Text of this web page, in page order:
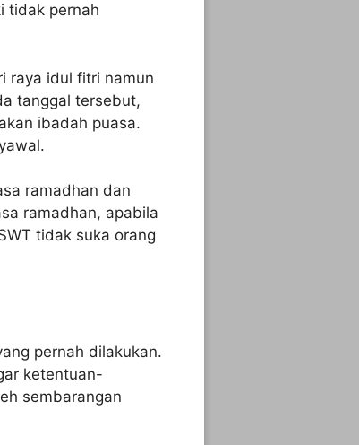
tidak pernah
raya idul fitri namun
tanggal tersebut,
ibadah puasa.
ramadhan dan
ramadhan, apabila
tidak suka orang
pernah dilakukan.
ketentuan-
sembarangan